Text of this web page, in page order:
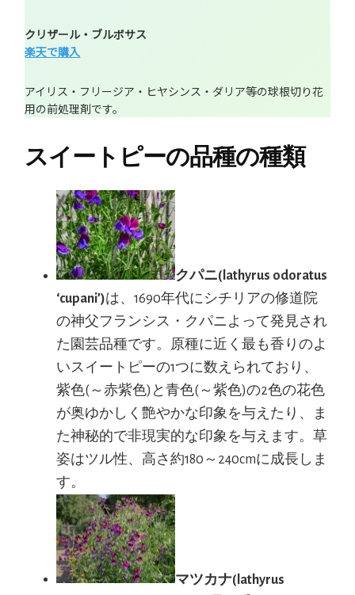
クリザール・ブルボサス
楽天で購入
アイリス・フリージア・ヒヤシンス・ダリア等の球根切り花
用の前処理剤です。
スイートピーの品種の種類
クパニ(lathyrus odoratus
‘cupani’)は、1690年代にシチリアの修道院
の神父フランシス・クパニよって発見され
た園芸品種です。原種に近く最も香りのよ
いスイートピーの1つに数えられており、
紫色(～赤紫色)と青色(～紫色)の2色の花色
が奥ゆかしく艶やかな印象を与えたり、ま
た神秘的で非現実的な印象を与えます。草
姿はツル性、高さ約180～240cmに成長しま
す。
マツカナ(lathyrus